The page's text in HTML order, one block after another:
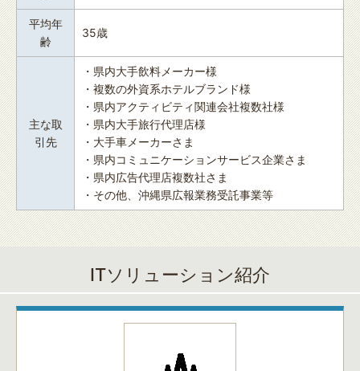
平均年
齢
35歳
主な取
引先
・県内大手飲料メーカー様
・複数の外資系ホテルブランド様
・県内アクティビティ関連会社複数社様
・県内大手旅行代理店様
・大手車メーカーさま
・県内コミュニケーションサービス企業さま
・県内広告代理店複数社さま
・その他、沖縄県広報業務受託事業等
ITソリューション紹介